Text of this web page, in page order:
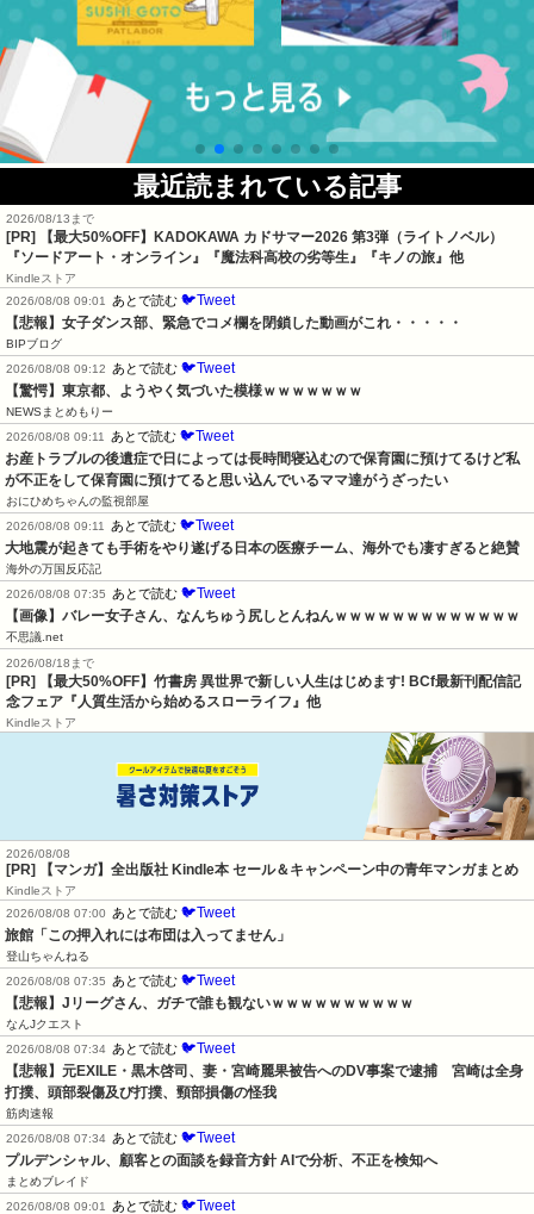
最近読まれている記事
2026/08/13まで
[PR]
【最大50%OFF】KADOKAWA カドサマー2026 第3弾（ライトノベル）
『ソードアート・オンライン』『魔法科高校の劣等生』『キノの旅』他
Kindleストア
2026/08/08 09:01
あとで読む 🐦Tweet
【悲報】女子ダンス部、緊急でコメ欄を閉鎖した動画がこれ・・・・・
BIPブログ
2026/08/08 09:12
あとで読む 🐦Tweet
【驚愕】東京都、ようやく気づいた模様ｗｗｗｗｗｗｗ
NEWSまとめもりー
2026/08/08 09:11
あとで読む 🐦Tweet
お産トラブルの後遺症で日によっては長時間寝込むので保育園に預けてるけど私
が不正をして保育園に預けてると思い込んでいるママ達がうざったい
おにひめちゃんの監視部屋
2026/08/08 09:11
あとで読む 🐦Tweet
大地震が起きても手術をやり遂げる日本の医療チーム、海外でも凄すぎると絶賛
海外の万国反応記
2026/08/08 07:35
あとで読む 🐦Tweet
【画像】バレー女子さん、なんちゅう尻しとんねんｗｗｗｗｗｗｗｗｗｗｗｗｗ
不思議.net
2026/08/18まで
[PR] 【最大50%OFF】竹書房 異世界で新しい人生はじめます! BCf最新刊配信記
念フェア『人質生活から始めるスローライフ』他
Kindleストア
2026/08/08
[PR] 【マンガ】全出版社 Kindle本 セール＆キャンペーン中の青年マンガまとめ
Kindleストア
2026/08/08 07:00
あとで読む 🐦Tweet
旅館「この押入れには布団は入ってません」
登山ちゃんねる
2026/08/08 07:35
あとで読む 🐦Tweet
【悲報】Jリーグさん、ガチで誰も観ないｗｗｗｗｗｗｗｗｗｗ
なんJクエスト
2026/08/08 07:34 あとで読む 🐦Tweet
【悲報】元EXILE・黒木啓司、妻・宮崎麗果被告へのDV事案で逮捕　宮崎は全身
打撲、頭部裂傷及び打撲、頸部損傷の怪我
筋肉速報
2026/08/08 07:34 あとで読む 🐦Tweet
プルデンシャル、顧客との面談を録音方針 AIで分析、不正を検知へ
まとめブレイド
2026/08/08 09:01
あとで読む 🐦Tweet